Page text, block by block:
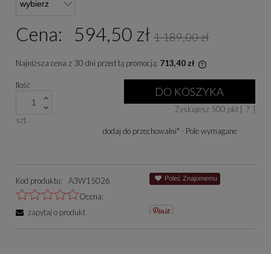
Cena: 594,50 zł 1 189,00 zł
Najniższa cena z 30 dni przed tą promocją: 713,40 zł
niż 30 dni,
cena od
się w sprzedaży.
Ilość
szt.
DO KOSZYKA
Zyskujesz 500 pkt [ ? ]
dodaj do przechowalni* - Pole wymagane
Kod produktu:
A3W15026
Ocena:
zapytaj o produkt
Poleć Znajomemu